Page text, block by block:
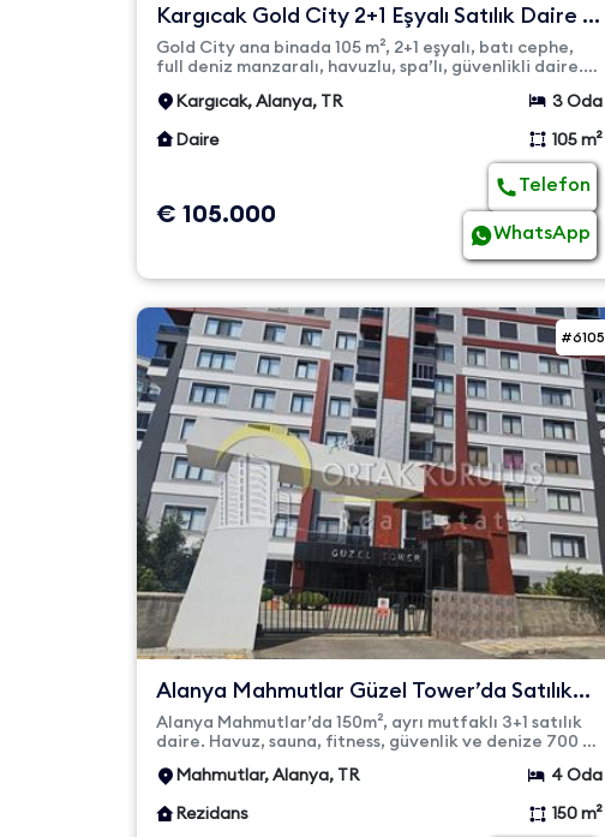
Kargıcak Gold City 2+1 Eşyalı Satılık Daire –
Full Deniz Man...
Gold City ana binada 105 m², 2+1 eşyalı, batı cephe,
full deniz manzaralı, havuzlu, spa’lı, güvenlikli daire.
Kargıcak, Alanya, TR
3 Oda
Daire
105 m²
€ 105.000
Telefon
WhatsApp
#6105
Alanya Mahmutlar Güzel Tower’da Satılık
3+1 Ayrı Mutfak Dair...
Alanya Mahmutlar’da 150m², ayrı mutfaklı 3+1 satılık
daire. Havuz, sauna, fitness, güvenlik ve denize 700 m
Mahmutlar, Alanya, TR
4 Oda
Rezidans
150 m²